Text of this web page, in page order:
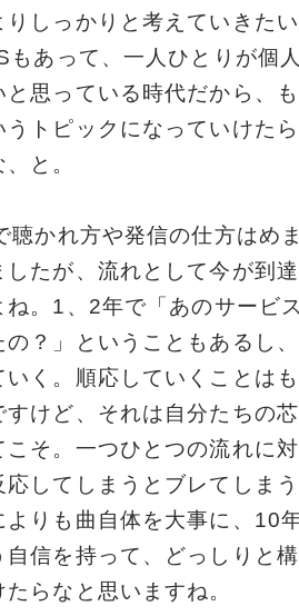
しっかりと考えていきたい
もあって、一人ひとりが個
思っている時代だから、も
うトピックになっていけたら
と。
聴かれ方や発信の仕方はめ
したが、流れとして今が到達
ね。1、2年で「あのサービ
？」ということもあるし、
いく。順応していくことはも
すけど、それは自分たちの芯
こそ。一つひとつの流れに対
応してしまうとブレてしまう
よりも曲自体を大事に、10
信を持って、どっしりと構
らなと思いますね。